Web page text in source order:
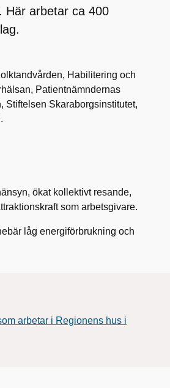
Här arbetar ca 400
Habilitering och
Patientnämndernas
Stiftelsen Skaraborgsinstitutet,
ökat kollektivt resande,
som arbetsgivare.
låg energiförbrukning och
arbetar i Regionens hus i